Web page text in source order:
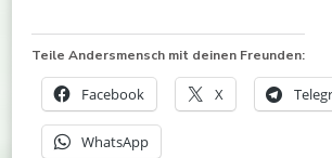
Teile Andersmensch mit deinen Freunden:
Facebook X
WhatsApp